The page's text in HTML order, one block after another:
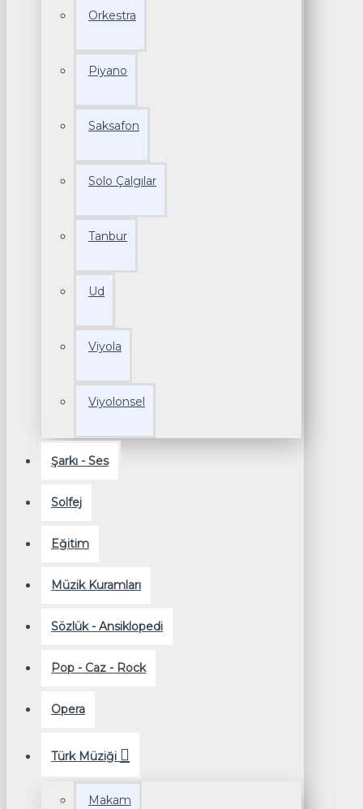
Orkestra
Piyano
Saksafon
Solo Çalgılar
Tanbur
Ud
Viyola
Viyolonsel
Şarkı - Ses
Solfej
Eğitim
Müzik Kuramları
Sözlük - Ansiklopedi
Pop - Caz - Rock
Opera
Türk Müziği
Makam